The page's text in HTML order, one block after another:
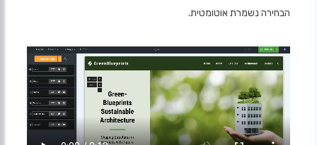
הבחירה נשמרת אוטומטית.